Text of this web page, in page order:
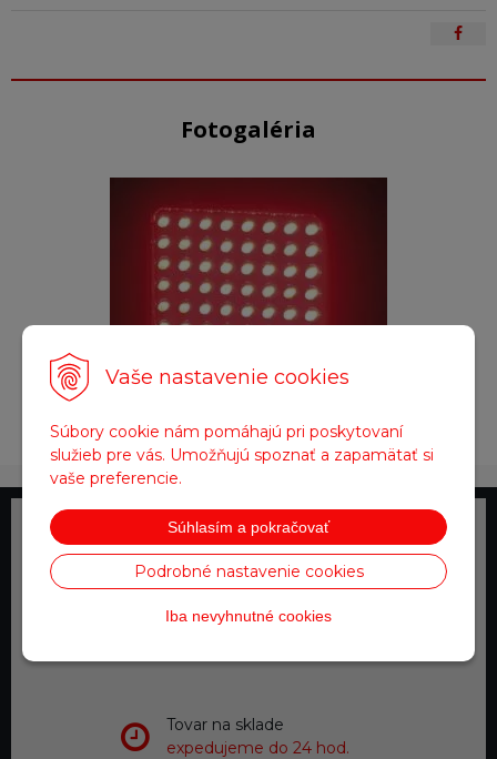
Vaše nastavenie cookies
Súbory cookie nám pomáhajú pri poskytovaní
služieb pre vás. Umožňujú spoznať a zapamätať si
vaše preferencie.
Súhlasím a pokračovať
Podrobné nastavenie cookies
Iba nevyhnutné cookies
Fotogaléria
Telefonické objednávky
0918 711 111
Doprava zadarmo
Tovar na sklade
expedujeme do 24 hod.